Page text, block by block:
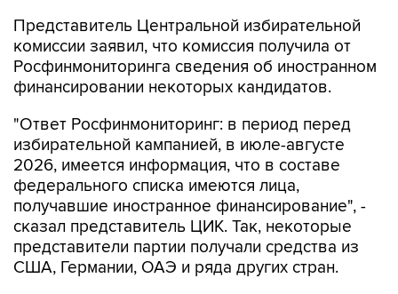
Представитель Центральной избирательной
комиссии заявил, что комиссия получила от
Росфинмониторинга сведения об иностранном
финансировании некоторых кандидатов.
"Ответ Росфинмониторинг: в период перед
избирательной кампанией, в июле-августе
2026, имеется информация, что в составе
федерального списка имеются лица,
получавшие иностранное финансирование", -
сказал представитель ЦИК. Так, некоторые
представители партии получали средства из
США, Германии, ОАЭ и ряда других стран.